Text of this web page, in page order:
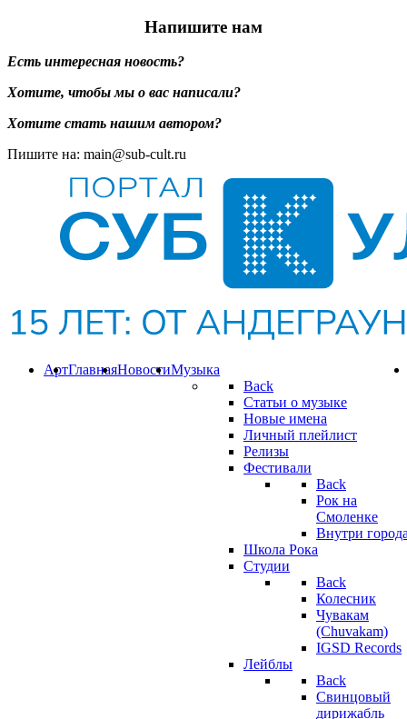
Напишите нам
Есть интересная новость?
Хотите, чтобы мы о вас написали?
Хотите стать нашим автором?
Пишите на: main@sub-cult.ru
Музыка
Back
Статьи о музыке
Новые имена
Личный плейлист
Релизы
Фестивали
Back
Рок на
Смоленке
Внутри
Школа Рока
Студии
Back
Колесник
Чувакам
(Chuvakam)
IGSD Records
Лейблы
Back
Свинцовый
дирижабль
Новости
Главная
Арт